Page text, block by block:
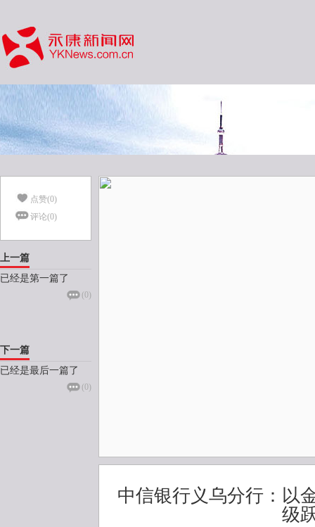
点赞(0)
评论(0)
上一篇
已经是第一篇了
(0)
下一篇
已经是最后一篇了
(0)
中信银行义乌分行：以
级